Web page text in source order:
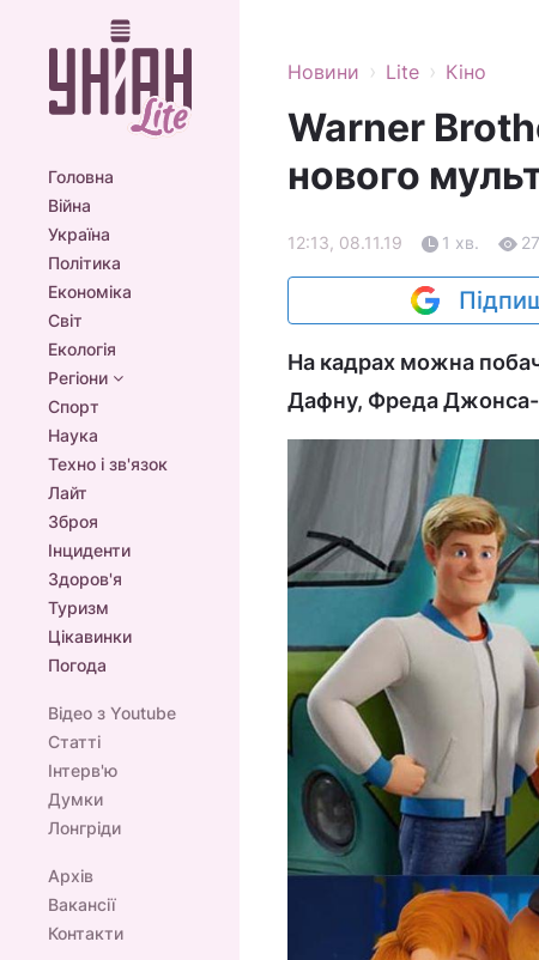
Головна
Війна
Україна
Політика
Економіка
Світ
Екологія
Регіони
Спорт
Наука
Техно і зв'язок
Лайт
Зброя
Інциденти
Здоров'я
Туризм
Цікавинки
Погода
Відео з Youtube
Статті
Інтерв'ю
Думки
Лонгріди
Архів
Вакансії
Контакти
Новини › Lite › Кіно
Warner
нового
12:13, 08.11.19 1 хв.
На кадрах можна
Дафну, Фреда Джонса-